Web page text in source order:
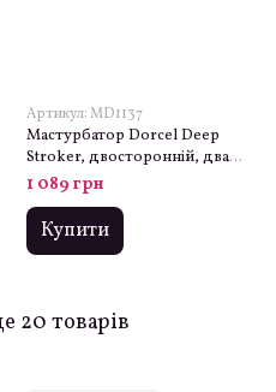
Артикул: MD1137
Мастурбатор Dorcel Deep
Stroker, двосторонній, два
рельєфи
1 089 грн
Купити
20 товарів